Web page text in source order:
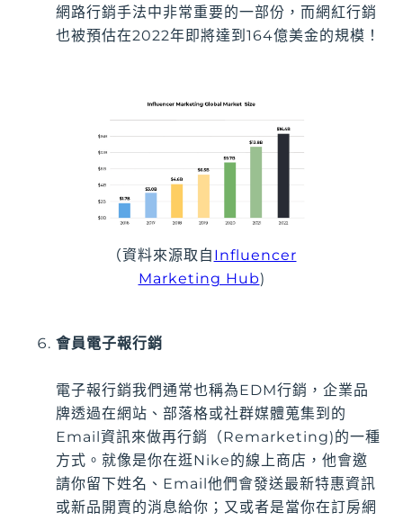
網路行銷手法中非常重要的一部份，而網紅行銷
也被預估在2022年即將達到164億美金的規模！
（資料來源取自 Influencer
Marketing Hub)
會員電子報行銷
電子報行銷我們通常也稱為EDM行銷，企業品
牌透過在網站、部落格或社群媒體蒐集到的
Email資訊來做再行銷（Remarketing)的一種
方式。就像是你在逛Nike的線上商店，他會邀
請你留下姓名、Email他們會發送最新特惠資訊
或新品開賣的消息給你；又或者是當你在訂房網